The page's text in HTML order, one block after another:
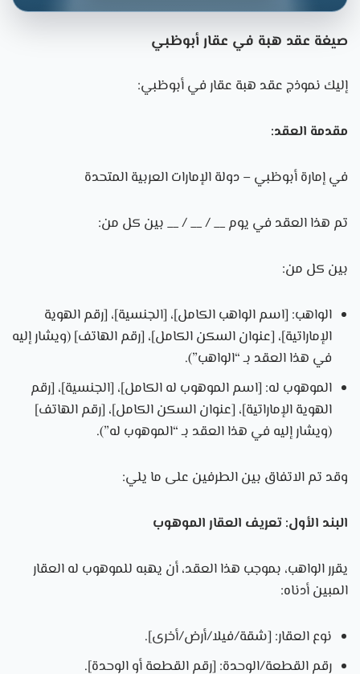
صيغة عقد هبة في عقار أبوظبي
إليك نموذج عقد هبة عقار في أبوظبي:
مقدمة العقد:
في إمارة أبوظبي – دولة الإمارات العربية المتحدة
تم هذا العقد في يوم __ / __ / __ بين كل من:
بين كل من:
الواهب: [اسم الواهب الكامل]، [الجنسية]، [رقم الهوية
الإماراتية]، [عنوان السكن الكامل]، [رقم الهاتف] (ويشار إليه
في هذا العقد بـ “الواهب”).
الموهوب له: [اسم الموهوب له الكامل]، [الجنسية]، [رقم
الهوية الإماراتية]، [عنوان السكن الكامل]، [رقم الهاتف]
(ويشار إليه في هذا العقد بـ “الموهوب له”).
وقد تم الاتفاق بين الطرفين على ما يلي:
البند الأول: تعريف العقار الموهوب
يقرر الواهب، بموجب هذا العقد، أن يهبه للموهوب له العقار
المبين أدناه:
نوع العقار: [شقة/فيلا/أرض/أخرى].
رقم القطعة/الوحدة: [رقم القطعة أو الوحدة].